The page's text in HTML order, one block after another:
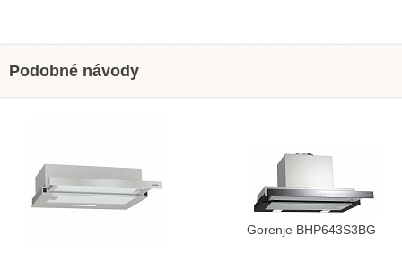
Podobné návody
Gorenje BHP643S3BG